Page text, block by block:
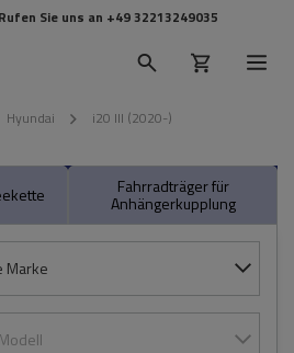
Sie uns an +49 32213249035
Hyundai i20 III (2020-)
Fahrradträger für
Anhängerkupplung
Marke